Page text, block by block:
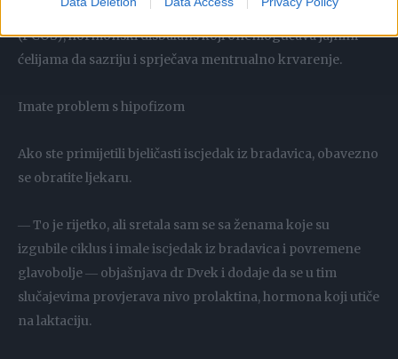
jedan od uzroka mogao bi biti sindrom policističnih jajnika
(PCOS), hormonski disbalans koji onemogućava jajnim
ćelijama da sazriju i sprječava mentrualno krvarenje.
Imate problem s hipofizom
Ako ste primijetili bjeličasti iscjedak iz bradavica, obavezno
se obratite ljekaru.
― To je rijetko, ali sretala sam se sa ženama koje su
izgubile ciklus i imale iscjedak iz bradavica i povremene
glavobolje ― objašnjava dr Dvek i dodaje da se u tim
slučajevima provjerava nivo prolaktina, hormona koji utiče
na laktaciju.